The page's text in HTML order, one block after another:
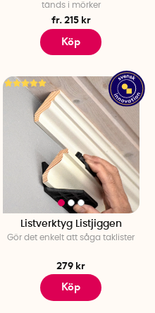
tänds i mörker
fr. 215 kr
Köp
Listverktyg Listjiggen
Gör det enkelt att såga taklister
279 kr
Köp